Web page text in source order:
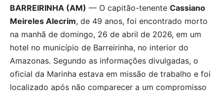
BARREIRINHA (AM) — O capitão-tenente Cassiano
Meireles Alecrim, de 49 anos, foi encontrado morto
na manhã de domingo, 26 de abril de 2026, em um
hotel no município de Barreirinha, no interior do
Amazonas. Segundo as informações divulgadas, o
oficial da Marinha estava em missão de trabalho e foi
localizado após não comparecer a um compromisso